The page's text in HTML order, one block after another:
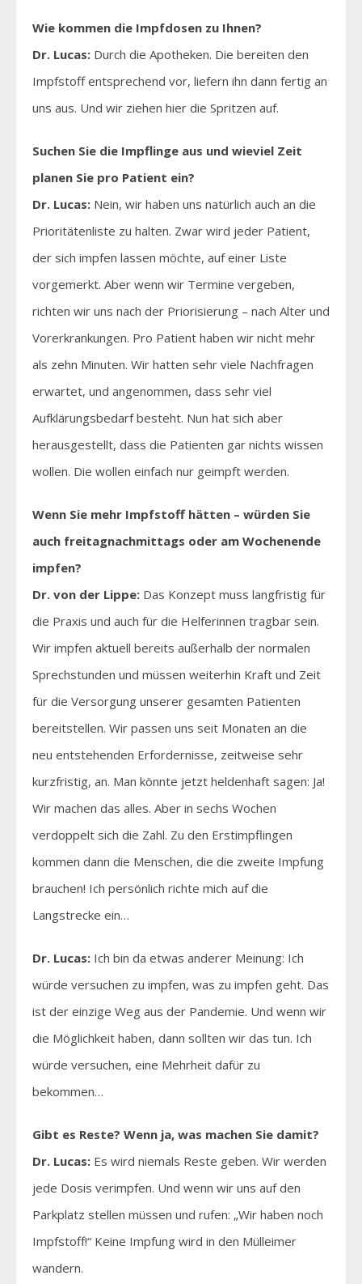
Wie kommen die Impfdosen zu Ihnen?
Dr. Lucas: Durch die Apotheken. Die bereiten den
Impfstoff entsprechend vor, liefern ihn dann fertig an
uns aus. Und wir ziehen hier die Spritzen auf.
Suchen Sie die Impflinge aus und wieviel Zeit
planen Sie pro Patient ein?
Dr. Lucas: Nein, wir haben uns natürlich auch an die
Prioritätenliste zu halten. Zwar wird jeder Patient,
der sich impfen lassen möchte, auf einer Liste
vorgemerkt. Aber wenn wir Termine vergeben,
richten wir uns nach der Priorisierung – nach Alter und
Vorerkrankungen. Pro Patient haben wir nicht mehr
als zehn Minuten. Wir hatten sehr viele Nachfragen
erwartet, und angenommen, dass sehr viel
Aufklärungsbedarf besteht. Nun hat sich aber
herausgestellt, dass die Patienten gar nichts wissen
wollen. Die wollen einfach nur geimpft werden.
Wenn Sie mehr Impfstoff hätten – würden Sie
auch freitagnachmittags oder am Wochenende
impfen?
Dr. von der Lippe: Das Konzept muss langfristig für
die Praxis und auch für die Helferinnen tragbar sein.
Wir impfen aktuell bereits außerhalb der normalen
Sprechstunden und müssen weiterhin Kraft und Zeit
für die Versorgung unserer gesamten Patienten
bereitstellen. Wir passen uns seit Monaten an die
neu entstehenden Erfordernisse, zeitweise sehr
kurzfristig, an. Man könnte jetzt heldenhaft sagen: Ja!
Wir machen das alles. Aber in sechs Wochen
verdoppelt sich die Zahl. Zu den Erstimpflingen
kommen dann die Menschen, die die zweite Impfung
brauchen! Ich persönlich richte mich auf die
Langstrecke ein…
Dr. Lucas: Ich bin da etwas anderer Meinung: Ich
würde versuchen zu impfen, was zu impfen geht. Das
ist der einzige Weg aus der Pandemie. Und wenn wir
die Möglichkeit haben, dann sollten wir das tun. Ich
würde versuchen, eine Mehrheit dafür zu
bekommen…
Gibt es Reste? Wenn ja, was machen Sie damit?
Dr. Lucas: Es wird niemals Reste geben. Wir werden
jede Dosis verimpfen. Und wenn wir uns auf den
Parkplatz stellen müssen und rufen: „Wir haben noch
Impfstoff!“ Keine Impfung wird in den Mülleimer
wandern.